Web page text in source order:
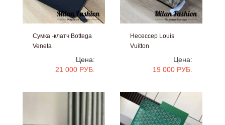
Сумка -клатч Bottega
Veneta
Цена:
21 000 РУБ.
Несессер Louis
Vuitton
Цена:
19 000 РУБ.